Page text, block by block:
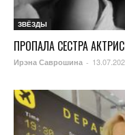
ЗВЁЗДЫ
ПРОПАЛА СЕСТРА
Ирэна Саврошина -